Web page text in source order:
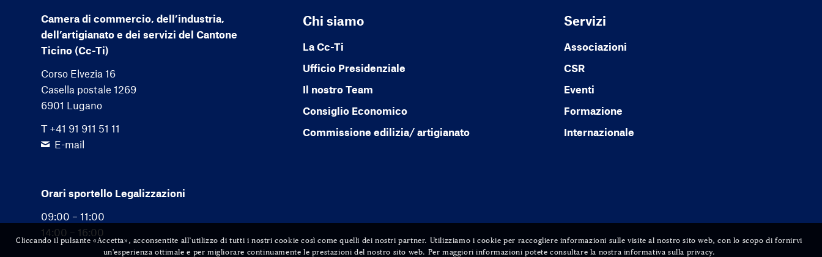
Camera di commercio, dell’industria,
dell’artigianato e dei servizi del Cantone
Ticino (Cc-Ti)
Corso Elvezia 16
Casella postale 1269
6901 Lugano
T +41 91 911 51 11
E-mail
Chi siamo
La Cc-Ti
Ufficio Presidenziale
Il nostro Team
Consiglio Economico
Commissione edilizia/ artigianato
Servizi
Associazioni
CSR
Eventi
Formazione
Internazionale
Orari sportello Legalizzazioni
09:00 – 11:00
14:00 – 16:00
Cliccando il pulsante «Accetta», acconsentite all’utilizzo di tutti i nostri cookie così come quelli dei nostri partner. Utilizziamo i cookie per raccogliere informazioni sulle visite al nostro sito web, con lo scopo di fornirvi
un'esperienza ottimale e per migliorare continuamente le prestazioni del nostro sito web. Per maggiori informazioni potete consultare la nostra informativa sulla privacy.